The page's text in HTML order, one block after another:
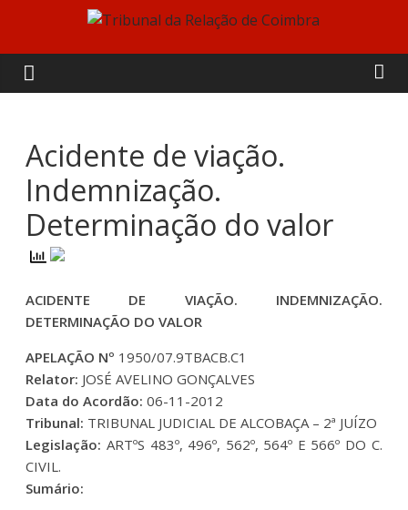
content
Tribunal
da
Relação
de
Coimbra
Acidente de viação.
Indemnização.
Determinação do valor
ACIDENTE DE VIAÇÃO. INDEMNIZAÇÃO.
DETERMINAÇÃO DO VALOR
APELAÇÃO Nº 1950/07.9TBACB.C1
Relator: JOSÉ AVELINO GONÇALVES
Data do Acordão:06-11-2012
Tribunal: TRIBUNAL JUDICIAL DE ALCOBAÇA – 2ª JUÍZO
Legislação: ARTºS 483º, 496º, 562º, 564º E 566º DO C.
CIVIL.
Sumário: